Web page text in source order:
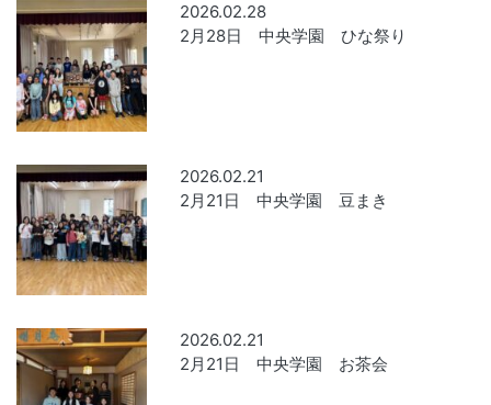
2026.02.28
2月28日 中央学園 ひな祭り
2026.02.21
2月21日 中央学園 豆まき
2026.02.21
2月21日 中央学園 お茶会